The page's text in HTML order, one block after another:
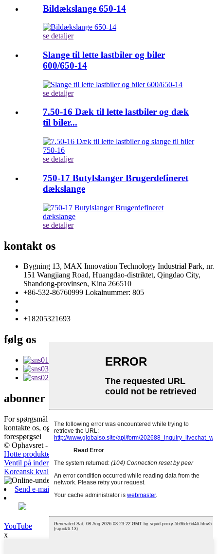
Bildækslange 650-14
se detaljer
Slange til lette lastbiler og biler
600/650-14
se detaljer
7.50-16 Dæk til lette lastbiler og dæk
til biler...
se detaljer
750-17 Butylslanger Brugerdefineret
dækslange
se detaljer
kontakt os
Bygning 13, MAX Innovation Technology Industrial Park, nr.
151 Wangjiang Road, Huangdao-distriktet, Qingdao City,
Shandong-provinsen, Kina 266510
+86-532-86760999 Lokalnummer: 805
+18205321693
følg os
abonner
For spørgsmål vedrørende vores produkter eller prisliste, bedes du
kontakte os, og vi vil kontakte dig inden for 24 timer.
forespørgsel
© Ophavsret - 2010-2019: Alle rettigheder forbeholdes.
Hotte produkter
Sitemap-AMP Mobil
Ventil på inderrøret,Dæk og slanger,Oppusteligt indre rør,
Koreansk kvalitetsslange
Dæk og slanger,Lastbilslange
Send e-mail
YouTube
x